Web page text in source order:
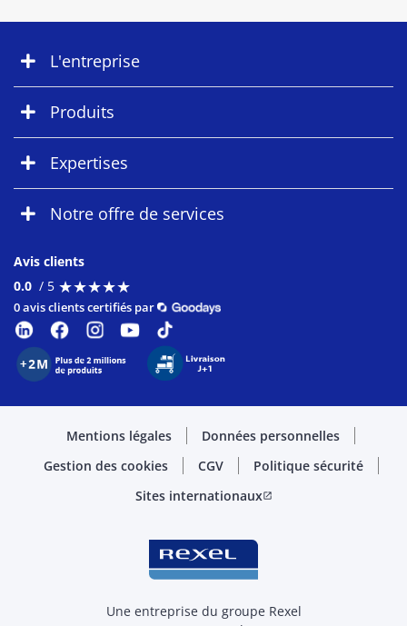
L'entreprise
Produits
Expertises
Notre offre de services
Avis clients
0.0 / 5 ★★★★★
★★★★★
0 avis clients certifiés par
Mentions légales
Données personnelles
Gestion des cookies
CGV
Politique sécurité
Sites internationauxopen_in_new
Une entreprise du groupe Rexel